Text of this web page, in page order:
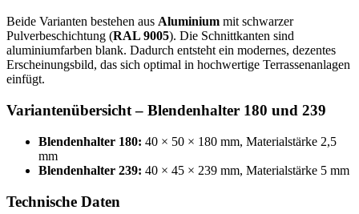
Beide Varianten bestehen aus Aluminium mit schwarzer
Pulverbeschichtung (RAL 9005). Die Schnittkanten sind
aluminiumfarben blank. Dadurch entsteht ein modernes, dezentes
Erscheinungsbild, das sich optimal in hochwertige Terrassenanlagen
einfügt.
Variantenübersicht – Blendenhalter 180 und 239
Blendenhalter 180: 40 × 50 × 180 mm, Materialstärke 2,5
mm
Blendenhalter 239: 40 × 45 × 239 mm, Materialstärke 5 mm
Technische Daten